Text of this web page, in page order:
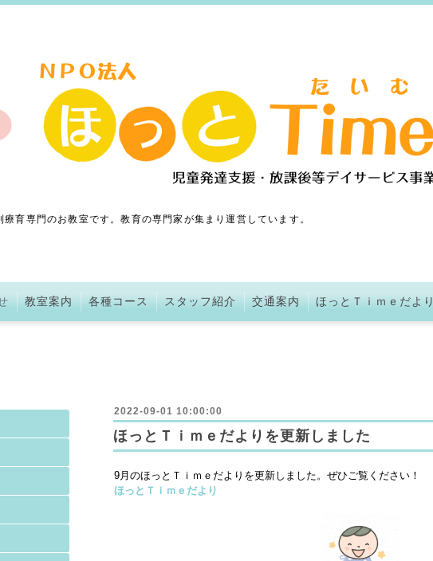
育専門のお教室です。教育の専門家が集まり運営しています。
教室案内 各種コース スタッフ紹介 交通案内 ほっとＴｉｍｅだより
2022-09-01 10:00:00
ほっとＴｉｍｅだよりを更新しました
9月のほっとＴｉｍｅだよりを更新しました。ぜひご覧ください！
ほっとＴｉｍｅだより